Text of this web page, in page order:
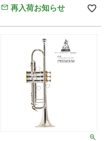
再入荷お知らせ